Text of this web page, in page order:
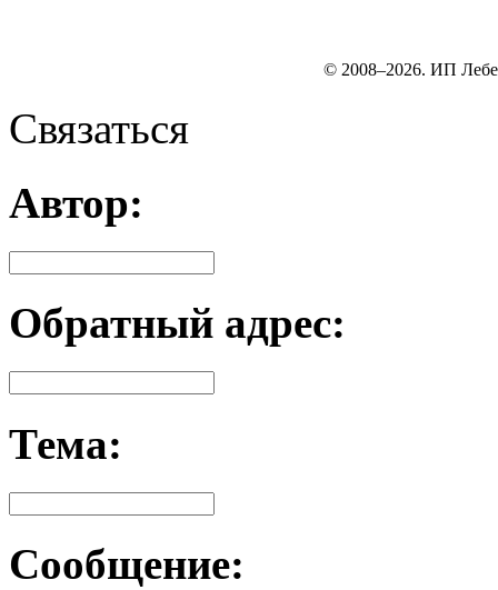
© 2008–2026. ИП
Связаться
Автор:
Обратный адрес:
Тема:
Сообщение: